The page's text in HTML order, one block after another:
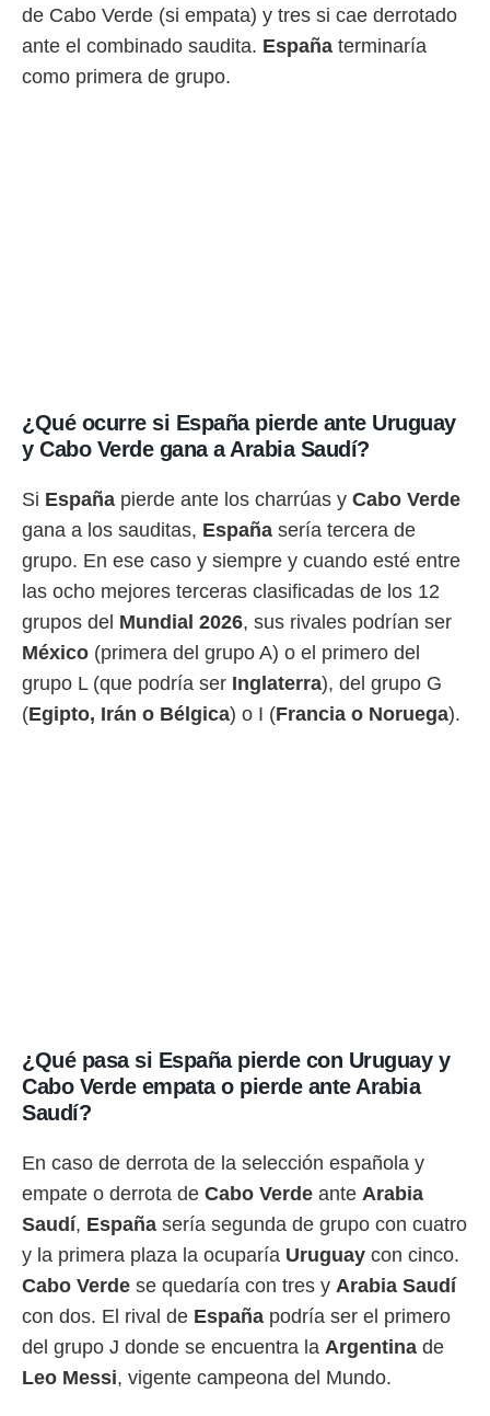
de Cabo Verde (si empata) y tres si cae derrotado
ante el combinado saudita. España terminaría
como primera de grupo.
¿Qué ocurre si España pierde ante Uruguay
y Cabo Verde gana a Arabia Saudí?
Si España pierde ante los charrúas y Cabo Verde
gana a los sauditas, España sería tercera de
grupo. En ese caso y siempre y cuando esté entre
las ocho mejores terceras clasificadas de los 12
grupos del Mundial 2026, sus rivales podrían ser
México (primera del grupo A) o el primero del
grupo L (que podría ser Inglaterra), del grupo G
(Egipto, Irán o Bélgica) o I (Francia o Noruega).
¿Qué pasa si España pierde con Uruguay y
Cabo Verde empata o pierde ante Arabia
Saudí?
En caso de derrota de la selección española y
empate o derrota de Cabo Verde ante Arabia
Saudí, España sería segunda de grupo con cuatro
y la primera plaza la ocuparía Uruguay con cinco.
Cabo Verde se quedaría con tres y Arabia Saudí
con dos. El rival de España podría ser el primero
del grupo J donde se encuentra la Argentina de
Leo Messi, vigente campeona del Mundo.